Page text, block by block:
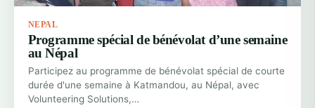
NEPAL
Programme spécial de bénévolat d’une semaine
au Népal
Participez au programme de bénévolat spécial de courte
durée d'une semaine à Katmandou, au Népal, avec
Volunteering Solutions,…